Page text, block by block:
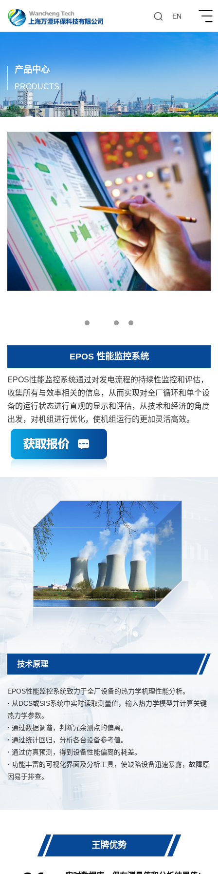
EN
请
输
入
文
内
容
产品中心
PRODUCTS
EPOS 性能监控系统
EPOS性能监控系统通过对发电流程的持续性监控和评估，
收集所有与效率相关的信息，从而实现对全厂循环和单个设
备的运行状态进行直观的显示和评估，从技术和经济的角度
出发，对机组进行优化，使机组运行的更加灵活高效。
技术原理
EPOS性能监控系统致力于全厂设备的热力学机理性能分析。
· 从DCS或SIS系统中实时读取测量值，输入热力学模型并计算关键
热力学参数。
· 通过数据调谐，判断冗余测点的偏离。
· 通过统计回归，分析各台设备参考值。
· 通过仿真预测，得到设备性能偏离的耗差。
· 功能丰富的可视化界面及分析工具，使缺陷设备迅速暴露，故障原
因易于排查。
王牌优势